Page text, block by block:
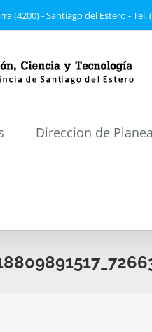
(4200) - Santiago del Estero - Tel.
Direccion de